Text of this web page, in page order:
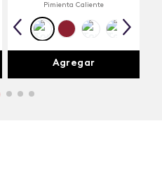
Pimienta Caliente
Agregar